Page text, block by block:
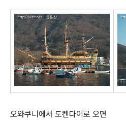
오와쿠니에서 도켄다이로 오면